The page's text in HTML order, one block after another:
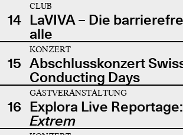
14
CLUB
LaVIVA – Die
alle
15
KONZERT
Abschlusskonzert
Conducting Days
16
GASTVERANSTALTUNG
Explora Live
Extrem